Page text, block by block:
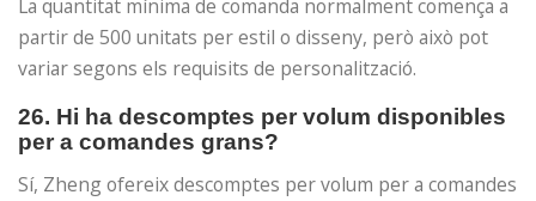
La quantitat mínima de comanda normalment comença a
partir de 500 unitats per estil o disseny, però això pot
variar segons els requisits de personalització.
26. Hi ha descomptes per volum disponibles
per a comandes grans?
Sí, Zheng ofereix descomptes per volum per a comandes